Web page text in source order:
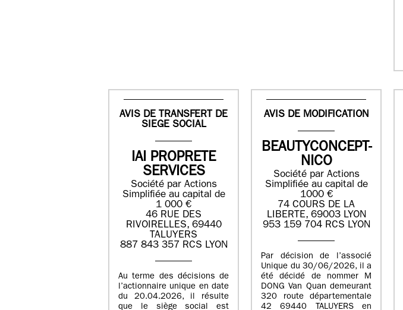
AVIS DE TRANSFERT DE
SIEGE SOCIAL
IAI PROPRETE
SERVICES
Société par Actions
Simplifiée au capital de
1 000 €
46 RUE DES
RIVOIRELLES, 69440
TALUYERS
887 843 357 RCS LYON
Au terme des décisions de
l’actionnaire unique en date
du 20.04.2026, il résulte
que le siège social est
AVIS DE MODIFICATION
BEAUTYCONCEPT-
NICO
Société par Actions
Simplifiée au capital de
1000 €
74 COURS DE LA
LIBERTE, 69003 LYON
953 159 704 RCS LYON
Par décision de l’associé
Unique du 30/06/2026, il a
été décidé de nommer M
DONG Van Quan demeurant
320 route départementale
42 69440 TALUYERS en